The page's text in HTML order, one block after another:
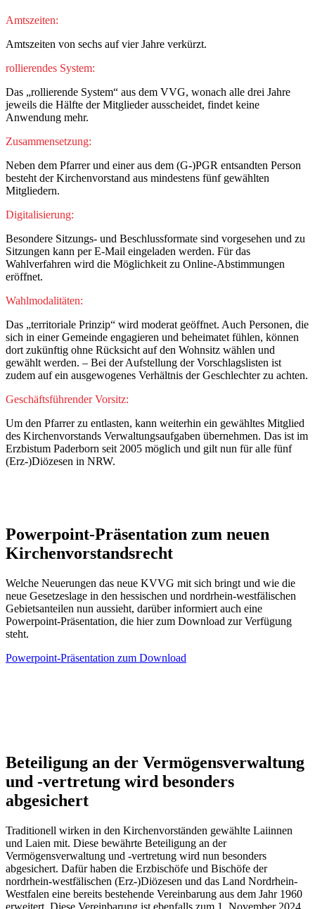
Amtszeiten:
Amtszeiten von sechs auf vier Jahre verkürzt.
rollierendes System:
Das „rollierende System“ aus dem VVG, wonach alle drei Jahre
jeweils die Hälfte der Mitglieder ausscheidet, findet keine
Anwendung mehr.
Zusammensetzung:
Neben dem Pfarrer und einer aus dem (G-)PGR entsandten Person
besteht der Kirchenvorstand aus mindestens fünf gewählten
Mitgliedern.
Digitalisierung:
Besondere Sitzungs- und Beschlussformate sind vorgesehen und zu
Sitzungen kann per E-Mail eingeladen werden. Für das
Wahlverfahren wird die Möglichkeit zu Online-Abstimmungen
eröffnet.
Wahlmodalitäten:
Das „territoriale Prinzip“ wird moderat geöffnet. Auch Personen, die
sich in einer Gemeinde engagieren und beheimatet fühlen, können
dort zukünftig ohne Rücksicht auf den Wohnsitz wählen und
gewählt werden. – Bei der Aufstellung der Vorschlagslisten ist
zudem auf ein ausgewogenes Verhältnis der Geschlechter zu achten.
Geschäftsführender Vorsitz:
Um den Pfarrer zu entlasten, kann weiterhin ein gewähltes Mitglied
des Kirchenvorstands Verwaltungsaufgaben übernehmen. Das ist im
Erzbistum Paderborn seit 2005 möglich und gilt nun für alle fünf
(Erz-)Diözesen in NRW.
Powerpoint-Präsentation zum neuen
Kirchenvorstandsrecht
Welche Neuerungen das neue KVVG mit sich bringt und wie die
neue Gesetzeslage in den hessischen und nordrhein-westfälischen
Gebietsanteilen nun aussieht, darüber informiert auch eine
Powerpoint-Präsentation, die hier zum Download zur Verfügung
steht.
Powerpoint-Präsentation zum Download
Beteiligung an der Vermögensverwaltung
und -vertretung wird besonders
abgesichert
Traditionell wirken in den Kirchenvorständen gewählte Laiinnen
und Laien mit. Diese bewährte Beteiligung an der
Vermögensverwaltung und -vertretung wird nun besonders
abgesichert. Dafür haben die Erzbischöfe und Bischöfe der
nordrhein-westfälischen (Erz-)Diözesen und das Land Nordrhein-
Westfalen eine bereits bestehende Vereinbarung aus dem Jahr 1960
erweitert. Diese Vereinbarung ist ebenfalls zum 1. November 2024